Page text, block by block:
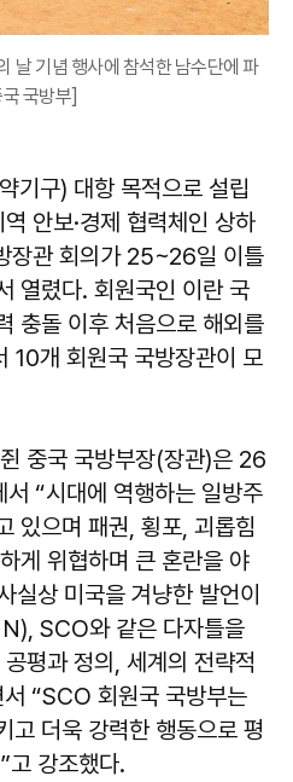
날 기념 행사에 참석한 남수단에 파
국방부]
기구) 대항 목적으로 설립
안보·경제 협력체인 상하
장관 회의가 25~26일 이틀
열렸다. 회원국인 이란 국
충돌 이후 처음으로 해외를
10개 회원국 국방장관이 모
중국 국방부장(장관)은 26
“시대에 역행하는 일방주
있으며 패권, 횡포, 괴롭힘
게 위협하며 큰 혼란을 야
실상 미국을 겨냥한 발언이
SCO와 같은 다자틀을
평과 정의, 세계의 전략적
“SCO 회원국 국방부는
고 더욱 강력한 행동으로 평
고 강조했다.